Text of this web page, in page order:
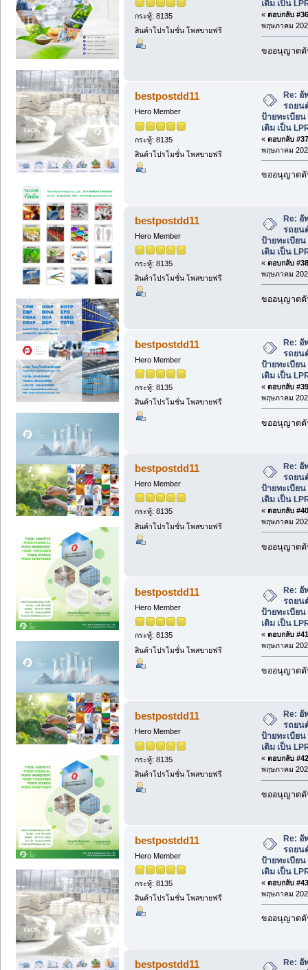
กระทู้: 8135
สินค้าโปรโมชั่น โพสขายฟรี
เดิม เป็น
« ตอบกลับ
พฤษภาคม
ขออนุญาตดั
bestpostdd11
Hero Member
กระทู้: 8135
สินค้าโปรโมชั่น โพสขายฟรี
Re: อั
รถยน
ป้ายทะเบีย
เดิม เป็น
« ตอบกลับ
พฤษภาคม
ขออนุญาตดั
bestpostdd11
Hero Member
กระทู้: 8135
สินค้าโปรโมชั่น โพสขายฟรี
Re: อั
รถยน
ป้ายทะเบีย
เดิม เป็น
« ตอบกลับ
พฤษภาคม
ขออนุญาตดั
bestpostdd11
Hero Member
กระทู้: 8135
สินค้าโปรโมชั่น โพสขายฟรี
Re: อั
รถยน
ป้ายทะเบีย
เดิม เป็น
« ตอบกลับ
พฤษภาคม
ขออนุญาตดั
bestpostdd11
Hero Member
กระทู้: 8135
สินค้าโปรโมชั่น โพสขายฟรี
Re: อั
รถยน
ป้ายทะเบีย
เดิม เป็น
« ตอบกลับ
พฤษภาคม
ขออนุญาตดั
bestpostdd11
Hero Member
กระทู้: 8135
สินค้าโปรโมชั่น โพสขายฟรี
Re: อั
รถยน
ป้ายทะเบีย
เดิม เป็น
« ตอบกลับ
พฤษภาคม
ขออนุญาตดั
bestpostdd11
Hero Member
กระทู้: 8135
สินค้าโปรโมชั่น โพสขายฟรี
Re: อั
รถยน
ป้ายทะเบีย
เดิม เป็น
« ตอบกลับ
พฤษภาคม
ขออนุญาตดั
bestpostdd11
Hero Member
กระทู้: 8135
สินค้าโปรโมชั่น โพสขายฟรี
Re: อั
รถยน
ป้ายทะเบีย
เดิม เป็น
« ตอบกลับ
พฤษภาคม
ขออนุญาตดั
bestpostdd11
Re: อั